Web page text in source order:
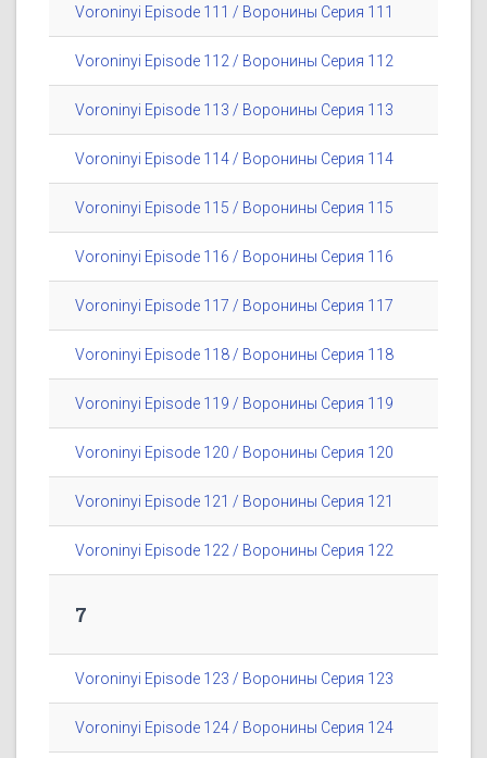
Voroninyi Episode 111 / Воронины Серия 111
Voroninyi Episode 112 / Воронины Серия 112
Voroninyi Episode 113 / Воронины Серия 113
Voroninyi Episode 114 / Воронины Серия 114
Voroninyi Episode 115 / Воронины Серия 115
Voroninyi Episode 116 / Воронины Серия 116
Voroninyi Episode 117 / Воронины Серия 117
Voroninyi Episode 118 / Воронины Серия 118
Voroninyi Episode 119 / Воронины Серия 119
Voroninyi Episode 120 / Воронины Серия 120
Voroninyi Episode 121 / Воронины Серия 121
Voroninyi Episode 122 / Воронины Серия 122
7
Voroninyi Episode 123 / Воронины Серия 123
Voroninyi Episode 124 / Воронины Серия 124